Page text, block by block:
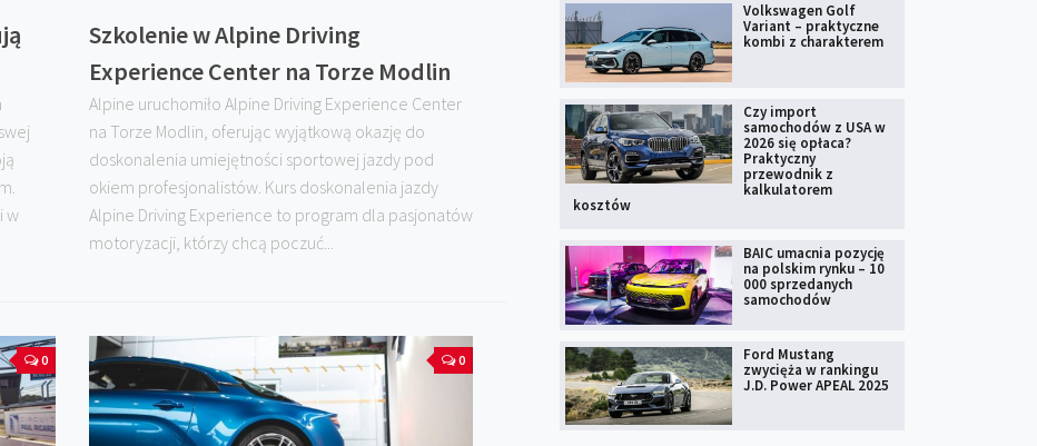
w
Szkolenie w Alpine Driving
Experience Center na Torze Modlin
Alpine uruchomiło Alpine Driving Experience Center
na Torze Modlin, oferując wyjątkową okazję do
doskonalenia umiejętności sportowej jazdy pod
okiem profesjonalistów. Kurs doskonalenia jazdy
Alpine Driving Experience to program dla pasjonatów
motoryzacji, którzy chcą poczuć...
0 0
Volkswagen Golf
Variant – praktyczne
kombi z charakterem
Czy import
samochodów z USA w
2026 się opłaca?
Praktyczny
przewodnik z
kalkulatorem
kosztów
BAIC umacnia pozycję
na polskim rynku – 10
000 sprzedanych
samochodów
Ford Mustang
zwycięża w rankingu
J.D. Power APEAL 2025